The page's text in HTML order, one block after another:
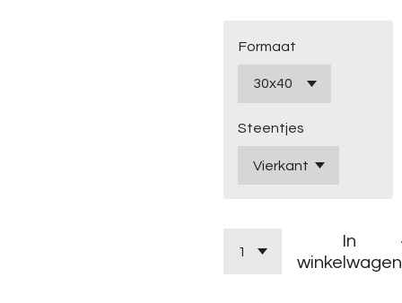
Formaat
Steentjes
In
winkelwagen